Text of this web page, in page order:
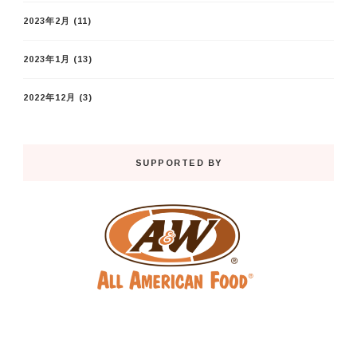
2023年2月 (11)
2023年1月 (13)
2022年12月 (3)
SUPPORTED BY